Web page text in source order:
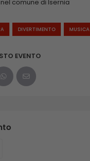
comune di Isernia
DIVERTIMENTO MUSICA
EVENTO